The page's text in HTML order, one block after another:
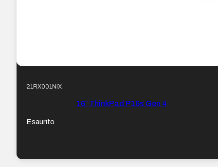
21RX001NIX
16″ ThinkPad P16s Gen 4
Esaurito